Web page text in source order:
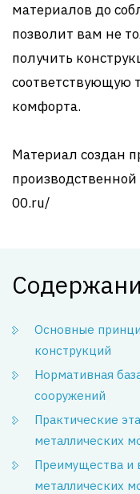
материалов до
позволит вам не
получить
соответствующую
комфорта.
Материал создан
00.ru/
Основные
конструкций
Нормативная
сооружений
Практические
металлических
Преимущества и
металлических